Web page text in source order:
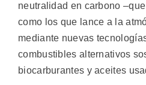
neutralidad en carbono
como los que lance a la
mediante nuevas
combustibles alternativos
biocarburantes y aceites